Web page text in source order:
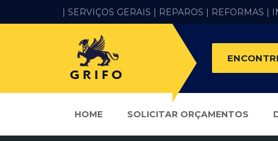
| SERVIÇOS GERAIS | REPAROS | REFORMAS |
HOME SOLICITAR ORÇAMENTOS